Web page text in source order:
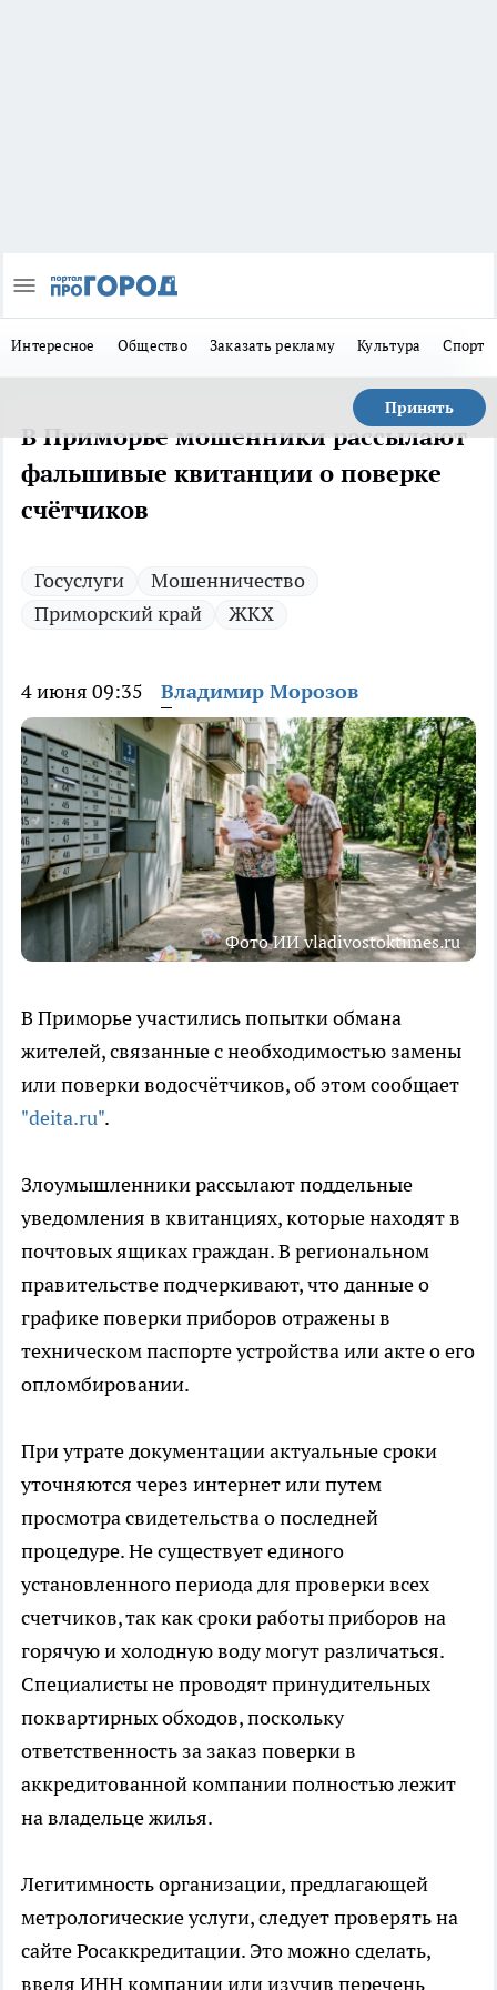
Интересное Общество Заказать рекламу Культура Спорт
Принять
В Приморье мошенники рассылают
фальшивые квитанции о поверке
счётчиков
Госуслуги
Мошенничество
Приморский край
ЖКХ
4 июня 09:35 Владимир Морозов
Фото ИИ vladivostoktimes.ru
В Приморье участились попытки обмана
жителей, связанные с необходимостью замены
или поверки водосчётчиков, об этом сообщает
"deita.ru".
Злоумышленники рассылают поддельные
уведомления в квитанциях, которые находят в
почтовых ящиках граждан. В региональном
правительстве подчеркивают, что данные о
графике поверки приборов отражены в
техническом паспорте устройства или акте о его
опломбировании.
При утрате документации актуальные сроки
уточняются через интернет или путем
просмотра свидетельства о последней
процедуре. Не существует единого
установленного периода для проверки всех
счетчиков, так как сроки работы приборов на
горячую и холодную воду могут различаться.
Специалисты не проводят принудительных
поквартирных обходов, поскольку
ответственность за заказ поверки в
аккредитованной компании полностью лежит
на владельце жилья.
Легитимность организации, предлагающей
метрологические услуги, следует проверять на
сайте Росаккредитации. Это можно сделать,
введя ИНН компании или изучив перечень